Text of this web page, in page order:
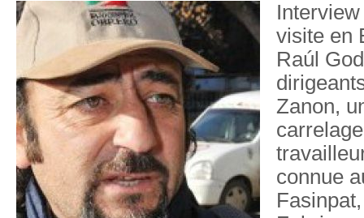
visite en
Raúl
Zanon,
connue